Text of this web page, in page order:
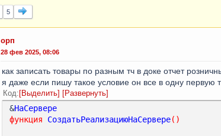
5
орп
28 фев 2025, 08:06
как записать товары по разным тч в доке отчет
я даже если пишу такое условие он все в одну первую
Код Выделить Развернуть
&НаСервере
функция
СоздатьРеализациюНаСервере()